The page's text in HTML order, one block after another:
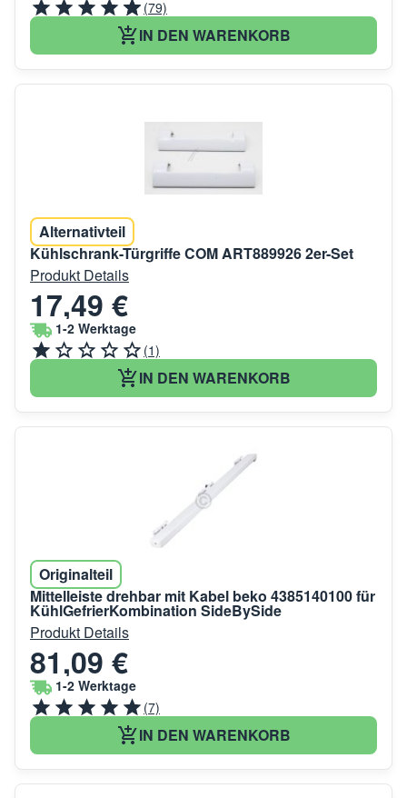
(79)
IN DEN WARENKORB
Alternativteil
Kühlschrank-Türgriffe COM ART889926 2er-Set
Produkt Details
17,49 €
1-2 Werktage
(1)
IN DEN WARENKORB
Originalteil
Mittelleiste drehbar mit Kabel beko 4385140100 für
KühlGefrierKombination SideBySide
Produkt Details
81,09 €
1-2 Werktage
(7)
IN DEN WARENKORB